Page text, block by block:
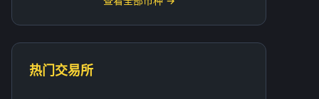
热门交易所